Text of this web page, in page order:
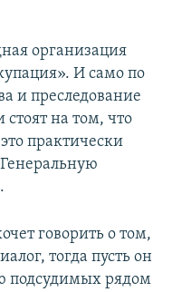
организация
И само по
и преследование
на том, что
практически
говорить о том,
тогда пусть он
подсудимых рядом